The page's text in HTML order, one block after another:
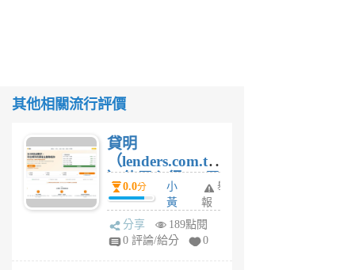
其他相關流行評價
貸明
（lenders.com.tw
）使用心得 — 民
間貸款比較平台
體驗
0.0分
小
黃
蜂
1
舉
報
分享
189點閱
0 評論/給分
0